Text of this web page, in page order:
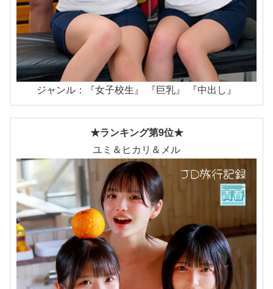
ジャンル：『女子校生』 『巨乳』 『中出し』
★ランキング第9位★
ユミ＆ヒカリ＆メル